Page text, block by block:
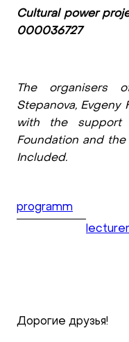
Сultural power
000036727
The organisers
Stepanova, Evgeny
with the support
Foundation and
Included.
programm
lecturer
Дорогие друзья!